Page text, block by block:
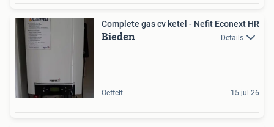
Complete gas cv ketel - Nefit Econext HR
Bieden Details
Oeffelt 15 jul 26